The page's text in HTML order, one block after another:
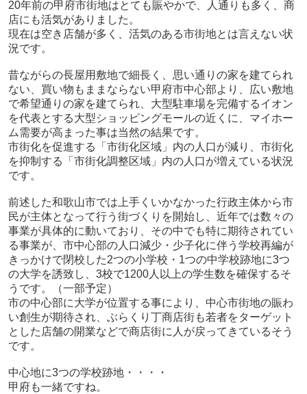
20年前の甲府市街地はとても賑やかで、人通りも多く、商
店にも活気がありました。
現在は空き店舗が多く、活気のある市街地とは言えない状
況です。
昔ながらの長屋用敷地で細長く、思い通りの家を建てられ
ない、買い物もままならない甲府市中心部より、広い敷地
で希望通りの家を建てられ、大型駐車場を完備するイオン
を代表とする大型ショッピングモールの近くに、マイホー
ム需要が高まった事は当然の結果です。
市街化を促進する「市街化区域」内の人口が減り、市街化
を抑制する「市街化調整区域」内の人口が増えている状況
です。
前述した和歌山市では上手くいかなかった行政主体から市
民が主体となって行う街づくりを開始し、近年では数々の
事業が具体的に動いており、その中でも特に期待されてい
る事業が、市中心部の人口減少・少子化に伴う学校再編が
きっかけで閉校した2つの小学校・1つの中学校跡地に3つ
の大学を誘致し、3校で1200人以上の学生数を確保するそ
うです。（一部予定）
市の中心部に大学が位置する事により、中心市街地の賑わ
い創生が期待され、ぶらくり丁商店街も若者をターゲット
とした店舗の開業などで商店街に人が戻ってきているそう
です。
中心地に3つの学校跡地・・・・
甲府も一緒ですね。